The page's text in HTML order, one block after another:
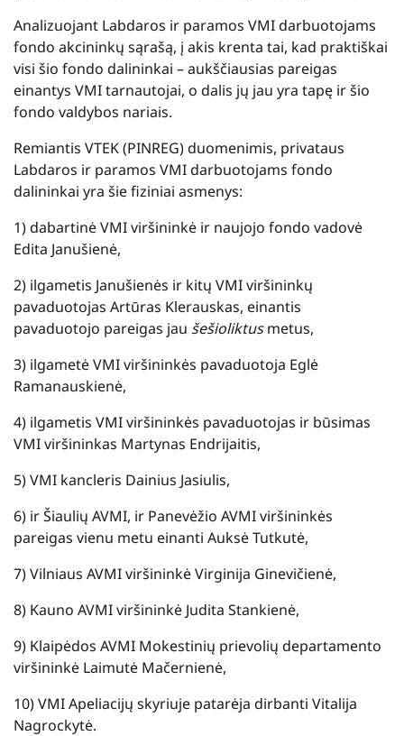
Analizuojant Labdaros ir paramos VMI darbuotojams
fondo akcininkų sąrašą, į akis krenta tai, kad praktiškai
visi šio fondo dalininkai – aukščiausias pareigas
einantys VMI tarnautojai, o dalis jų jau yra tapę ir šio
fondo valdybos nariais.
Remiantis VTEK (PINREG) duomenimis, privataus
Labdaros ir paramos VMI darbuotojams fondo
dalininkai yra šie fiziniai asmenys:
1) dabartinė VMI viršininkė ir naujojo fondo vadovė
Edita Janušienė,
2) ilgametis Janušienės ir kitų VMI viršininkų
pavaduotojas Artūras Klerauskas, einantis
pavaduotojo pareigas jau šešioliktusmetus,
3) ilgametė VMI viršininkės pavaduotoja Eglė
Ramanauskienė,
4) ilgametis VMI viršininkės pavaduotojas ir būsimas
VMI viršininkas Martynas Endrijaitis,
5) VMI kancleris Dainius Jasiulis,
6) ir Šiaulių AVMI, ir Panevėžio AVMI viršininkės
pareigas vienu metu einanti Auksė Tutkutė,
7) Vilniaus AVMI viršininkė Virginija Ginevičienė,
8) Kauno AVMI viršininkė Judita Stankienė,
9) Klaipėdos AVMI Mokestinių prievolių departamento
viršininkė Laimutė Mačernienė,
10) VMI Apeliacijų skyriuje patarėja dirbanti Vitalija
Nagrockytė.